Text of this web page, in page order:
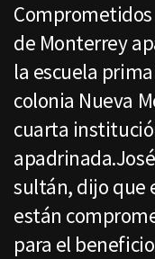
de Monterrey
la escuela
colonia Nueva
cuarta
sultán, dijo que
están
para el